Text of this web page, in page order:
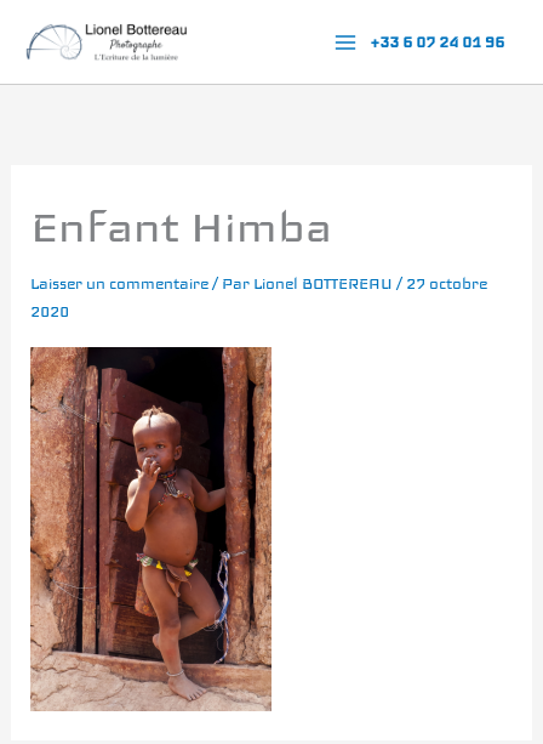
+33 6 07 24 01 96
Enfant Himba
Laisser un commentaire / Par Lionel BOTTEREAU/27 octobre
2020